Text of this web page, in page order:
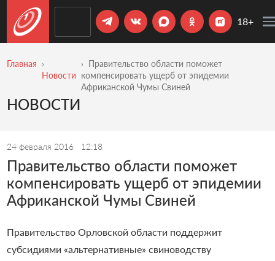
18+
Главная
Новости
Правительство области поможет
компенсировать ущерб от эпидемии
Африканской Чумы Свиней
НОВОСТИ
24 февраля 2016 12:18
Правительство области поможет
компенсировать ущерб от эпидемии
Африканской Чумы Свиней
Правительство Орловской области поддержит
субсидиями «альтернативные» свиноводству